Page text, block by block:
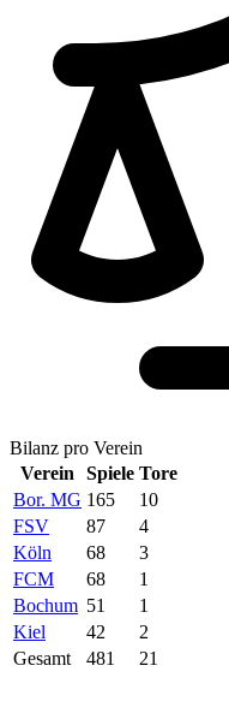
Bilanz pro Verein
Verein Spiele Tore
Bor. MG 165
10
FSV
87
4
Köln
68
3
FCM
68
1
Bochum 51
1
Kiel
42
2
Gesamt
481 21